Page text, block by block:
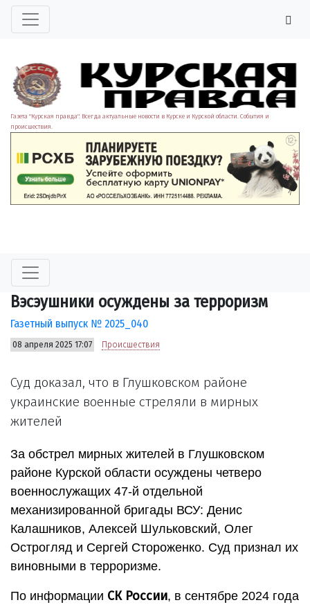
Газета "Курская правда". Всегда актуальные новости в Курске и Курской области. События и
происшествия.
Вэсэушники осуждены за терроризм
Газетный выпуск № 2025_040
08 апреля 2025 17:07 Происшествия
Суд доказал, что в Глушковском районе
украинские военные стреляли в мирных
жителей
За обстрел мирных жителей в Глушковском
районе Курской области осуждены четверо
военнослужащих 47-й отдельной
механизированной бригады ВСУ: Денис
Калашников, Алексей Шульковский, Олег
Острогляд и Сергей Стороженко. Суд признал их
виновными в терроризме.
По информации СК России, в сентябре 2024 года